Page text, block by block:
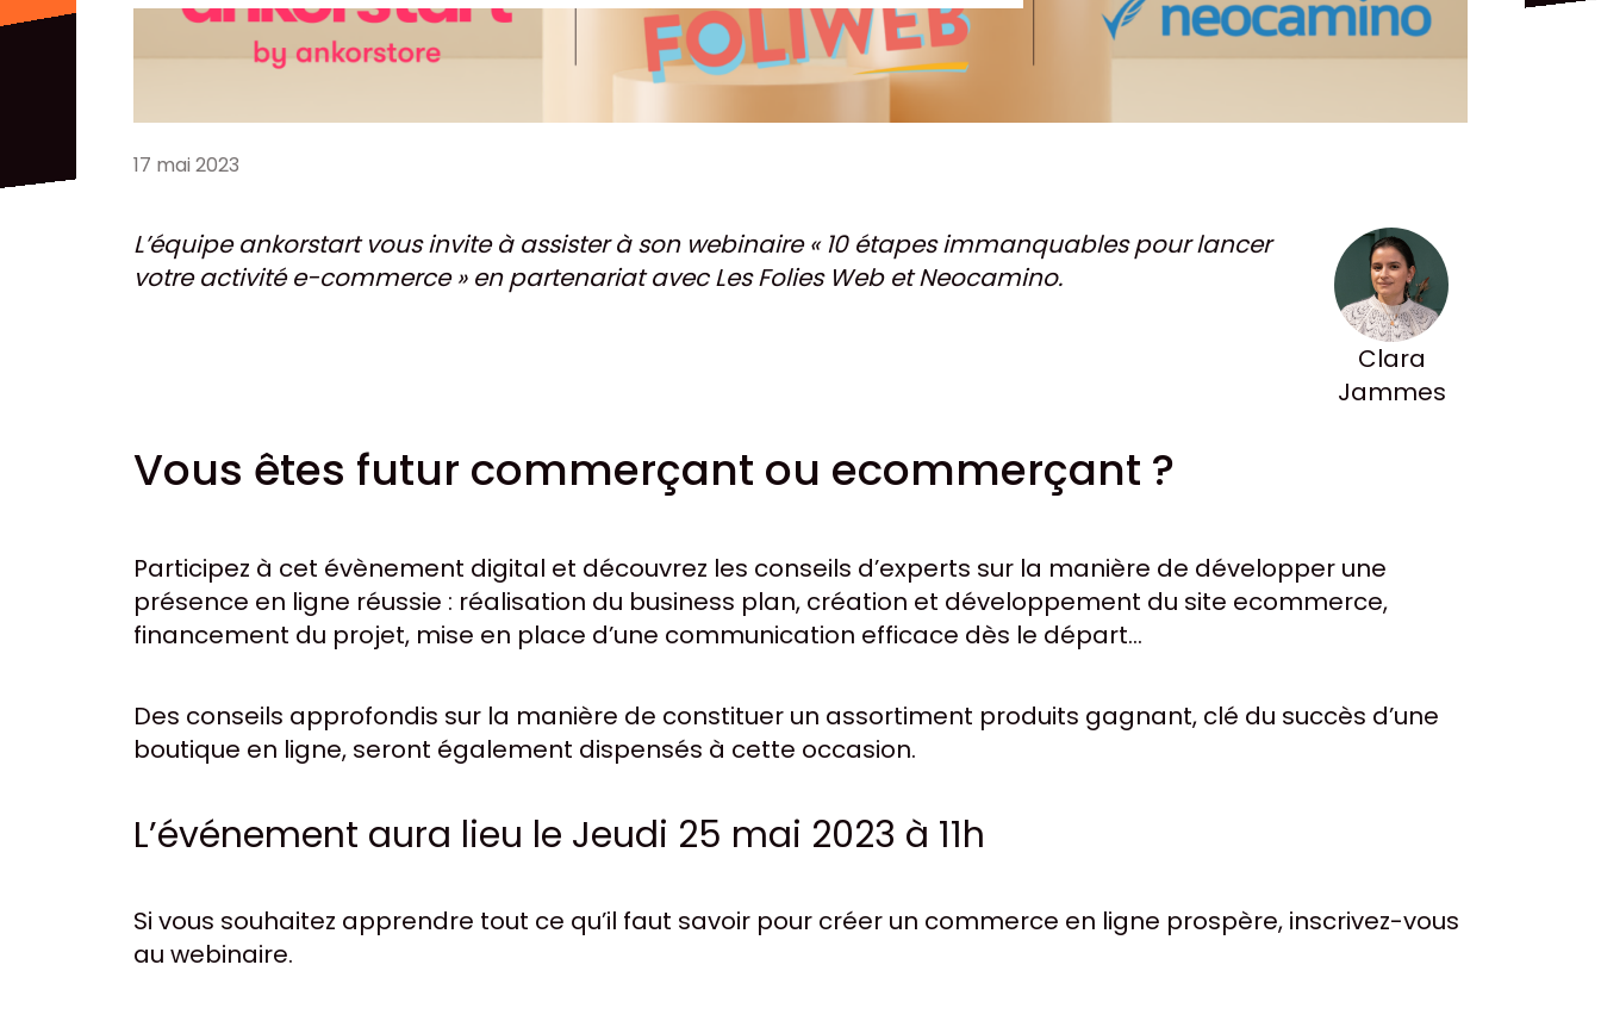
17 mai 2023
L’équipe ankorstart vous invite à assister à son webinaire « 10 étapes immanquables pour lancer
votre activité e-commerce » en partenariat avec Les Folies Web et Neocamino.
Clara
Jammes
Vous êtes futur commerçant ou ecommerçant ?
Participez à cet évènement digital et découvrez les conseils d’experts sur la manière de développer une
présence en ligne réussie : réalisation du business plan, création et développement du site ecommerce,
financement du projet, mise en place d’une communication efficace dès le départ…
Des conseils approfondis sur la manière de constituer un assortiment produits gagnant, clé du succès d’une
boutique en ligne, seront également dispensés à cette occasion.
L’événement aura lieu le Jeudi 25 mai 2023 à 11h
Si vous souhaitez apprendre tout ce qu’il faut savoir pour créer un commerce en ligne prospère, inscrivez-vous
au webinaire.